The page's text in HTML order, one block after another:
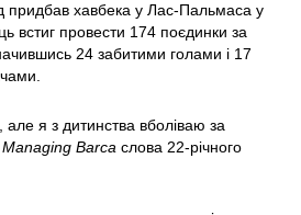
придбав хавбека у Лас-Пальмаса у
встиг провести 174 поєдинки за
24 забитими голами і 17
я з дитинства вболіваю за
Managing Barca слова 22-річного